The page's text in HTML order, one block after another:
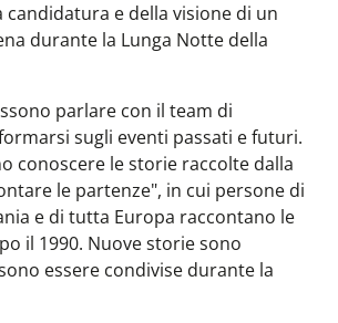
candidatura e della visione di un
durante la Lunga Notte della
parlare con il team di
sugli eventi passati e futuri.
conoscere le storie raccolte dalla
le partenze", in cui persone di
e di tutta Europa raccontano le
il 1990. Nuove storie sono
essere condivise durante la